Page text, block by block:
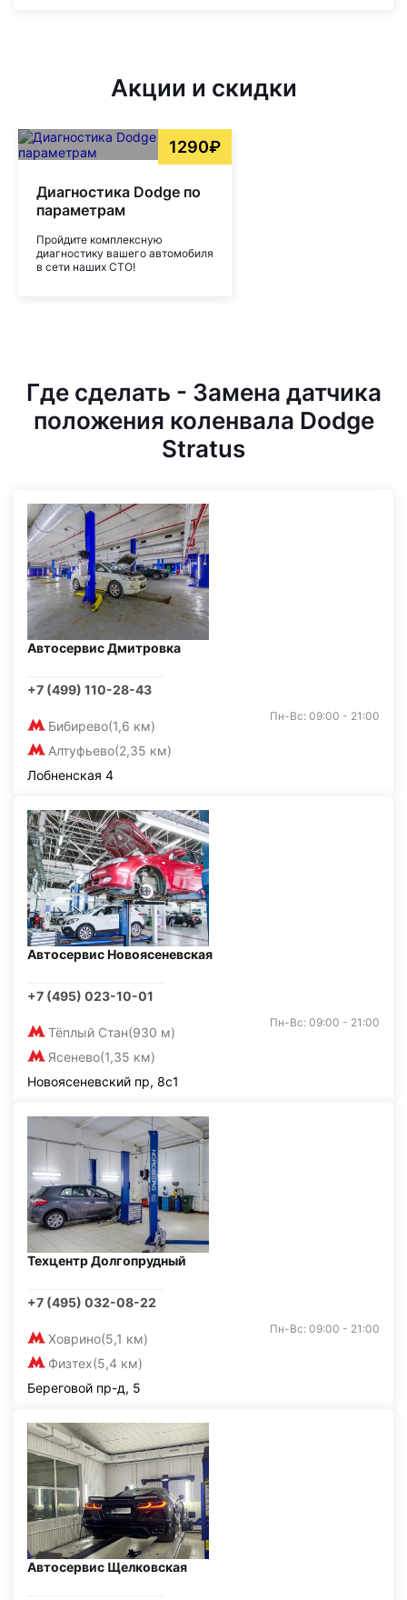
Акции и скидки
1290₽
Диагностика Dodge по
параметрам
Пройдите комплексную
диагностику вашего автомобиля
в сети наших СТО!
Где сделать - Замена датчика
положения коленвала Dodge
Stratus
Автосервис Дмитровка
+7 (499) 110-28-43
Бибирево(1,6 км)
Алтуфьево(2,35 км)
Пн-Вс: 09:00 - 21:00
Лобненская 4
Автосервис Новоясеневская
+7 (495) 023-10-01
Тёплый Стан(930 м)
Ясенево(1,35 км)
Пн-Вс: 09:00 - 21:00
Новоясеневский пр, 8с1
Техцентр Долгопрудный
+7 (495) 032-08-22
Ховрино(5,1 км)
Физтех(5,4 км)
Пн-Вс: 09:00 - 21:00
Береговой пр-д, 5
Автосервис Щелковская